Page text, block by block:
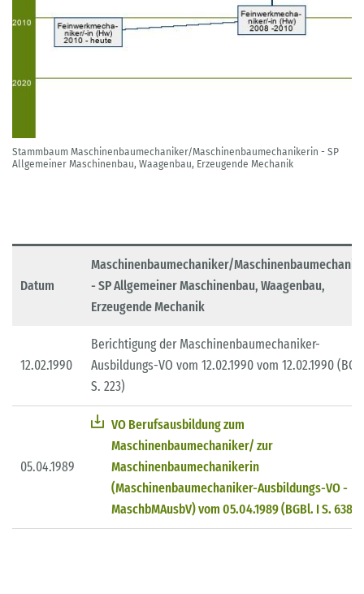
Stammbaum Maschinenbaumechaniker/Maschinenbaumechanikerin - SP
Allgemeiner Maschinenbau, Waagenbau, Erzeugende Mechanik
Datum
Maschinenbaumechaniker/
- SP Allgemeiner Maschinenbau, Waagenbau,
Erzeugende Mechanik
12.02.1990
Berichtigung der Maschinenbaumechaniker-
Ausbildungs-VO vom 12.02.1990 vom 12.02.1990
S. 223)
05.04.1989
VO Berufsausbildung zum
Maschinenbaumechaniker/ zur
Maschinenbaumechanikerin
(Maschinenbaumechaniker-Ausbildungs-VO -
MaschbMAusbV) vom 05.04.1989 (BGBl. I S. 638)